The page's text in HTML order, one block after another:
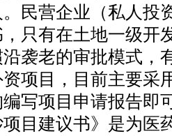
民营企业（私人投
只有在土地一级开
袭老的审批模式，
项目，目前主要采
写项目申请报告即
建议书》是为医